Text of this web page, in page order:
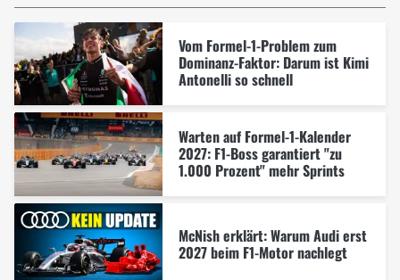
Vom Formel-1-Problem zum
Dominanz-Faktor: Darum ist Kimi
Antonelli so schnell
Warten auf Formel-1-Kalender
2027: F1-Boss garantiert "zu
1.000 Prozent" mehr Sprints
McNish erklärt: Warum Audi erst
2027 beim F1-Motor nachlegt